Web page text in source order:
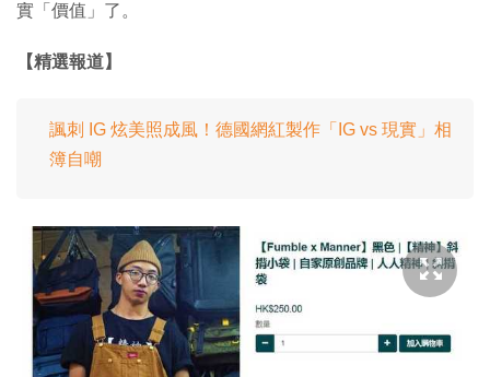
實「價值」了。
【精選報道】
諷刺 IG 炫美照成風！德國網紅製作「IG vs 現實」相
簿自嘲